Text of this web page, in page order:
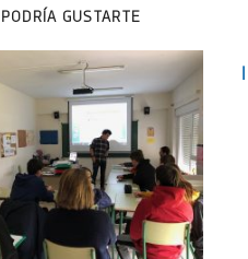
PODRÍA GUSTARTE